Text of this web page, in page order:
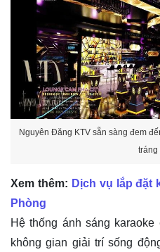
Nguyên Đăng KTV sẵn sàng đem
tráng
Xem thêm: Dịch vụ lắp đặt
Phòng
Hệ thống ánh sáng
không gian giải trí sống
mạnh mẽ và thu hút khách
chuyên nghiệp nhất, hãy
KTVqua hotline
chúng tôi sẵn sàng hỗ trợ